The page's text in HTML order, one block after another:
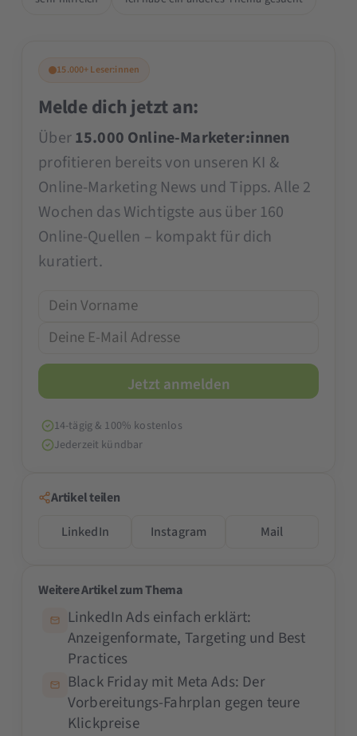
15.000+ Leser:innen
Melde dich jetzt an:
Über15.000 Online-Marketer:innen
profitieren bereits von unseren KI &
Online-Marketing News und Tipps. Alle 2
Wochen das Wichtigste aus über 160
Online-Quellen – kompakt für dich
kuratiert.
14-tägig & 100% kostenlos
Jederzeit kündbar
Artikel teilen
LinkedIn
Instagram Mail
Weitere Artikel zum Thema
LinkedIn Ads einfach erklärt:
Anzeigenformate, Targeting und Best
Practices
Black Friday mit Meta Ads: Der
Vorbereitungs-Fahrplan gegen teure
Klickpreise